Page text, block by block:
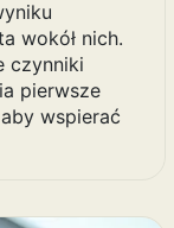
wokół nich.
czynniki
pierwsze
wspierać